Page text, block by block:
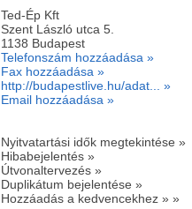
Ted-Ép Kft
Szent László utca 5.
1138 Budapest
Telefonszám hozzáadása »
Fax hozzáadása »
http://budapestlive.hu/adat... »
Email hozzáadása »
Nyitvatartási idők megtekintése »
Hibabejelentés »
Útvonaltervezés »
Duplikátum bejelentése »
Hozzáadás a kedvencekhez » »